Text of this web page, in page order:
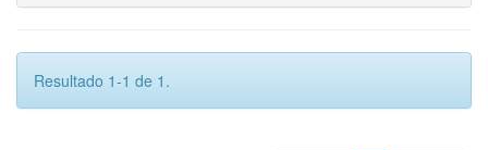
Resultado 1-1 de 1.